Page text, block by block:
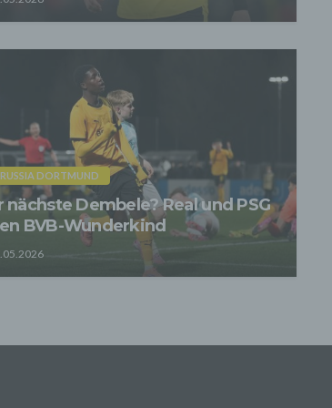
DORTMUND
nächste Dembele? Real und PSG
BVB-Wunderkind
Datenschutzerklärung Inhalte, Werkzeuge oder
werden und deren genannter Sitz im Ausland ist,
ein Datentransfer in die Sitzstaaten der Dritt-
von Daten in Drittstaaten erfolgt entweder auf
Erlaubnis, einer Einwilligung der Nutzer oder
die eine gesetzlich vorausgesetzte Sicherheit
Daten
Daten werden, neben den ausdrücklich in dieser
genannten Verwendung, für die folgenden Zwecke auf
Erlaubnisse oder Einwilligungen der Nutzer
Ausführung, Pflege, Optimierung und Sicherung
und Nutzerleistungen;
eines effektiven Kundendienstes und technischen
zwecks Bearbeitung der Anfrage sowie für den Fall,